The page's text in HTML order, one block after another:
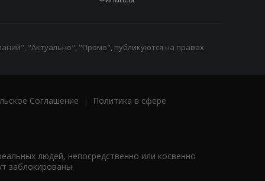
"Актуально", "Промо", публикуются на правах
Соглашение |
Политика в сфере
людей, непосредственно или косвенно
заблокированы.